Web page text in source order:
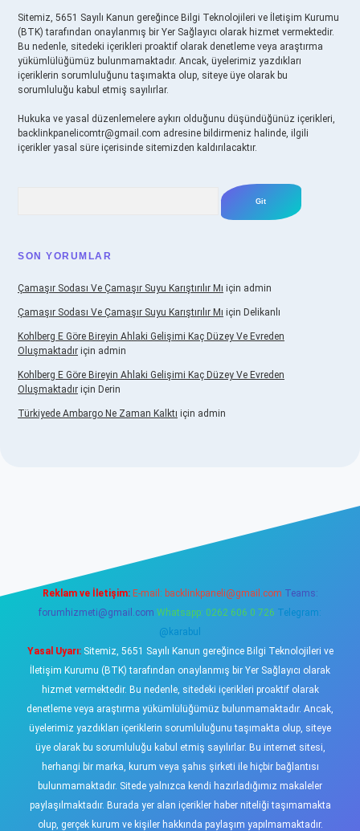
Sitemiz, 5651 Sayılı Kanun gereğince Bilgi Teknolojileri ve İletişim Kurumu
(BTK) tarafından onaylanmış bir Yer Sağlayıcı olarak hizmet vermektedir.
Bu nedenle, sitedeki içerikleri proaktif olarak denetleme veya araştırma
yükümlülüğümüz bulunmamaktadır. Ancak, üyelerimiz yazdıkları
içeriklerin sorumluluğunu taşımakta olup, siteye üye olarak bu
sorumluluğu kabul etmiş sayılırlar.
Hukuka ve yasal düzenlemelere aykırı olduğunu düşündüğünüz içerikleri,
backlinkpanelicomtr@gmail.com adresine bildirmeniz halinde, ilgili
içerikler yasal süre içerisinde sitemizden kaldırılacaktır.
SON YORUMLAR
Çamaşır Sodası Ve Çamaşır Suyu Karıştırılır Mı için admin
Çamaşır Sodası Ve Çamaşır Suyu Karıştırılır Mı için Delikanlı
Kohlberg E Göre Bireyin Ahlaki Gelişimi Kaç Düzey Ve Evreden
Oluşmaktadır için admin
Kohlberg E Göre Bireyin Ahlaki Gelişimi Kaç Düzey Ve Evreden
Oluşmaktadır için Derin
Türkiyede Ambargo Ne Zaman Kalktı için admin
Reklam ve İletişim: E-mail: backlinkpaneli@gmail.com Teams:
forumhizmeti@gmail.com Whatsapp: 0262 606 0 726 Telegram:
@karabul
Yasal Uyarı:Sitemiz, 5651 Sayılı Kanun gereğince Bilgi Teknolojileri ve
İletişim Kurumu (BTK) tarafından onaylanmış bir Yer Sağlayıcı olarak
hizmet vermektedir. Bu nedenle, sitedeki içerikleri proaktif olarak
denetleme veya araştırma yükümlülüğümüz bulunmamaktadır. Ancak,
üyelerimiz yazdıkları içeriklerin sorumluluğunu taşımakta olup, siteye
üye olarak bu sorumluluğu kabul etmiş sayılırlar. Bu internet sitesi,
herhangi bir marka, kurum veya şahıs şirketi ile hiçbir bağlantısı
bulunmamaktadır. Sitede yalnızca kendi hazırladığımız makaleler
paylaşılmaktadır. Burada yer alan içerikler haber niteliği taşımamakta
olup, gerçek kurum ve kişiler hakkında paylaşım yapılmamaktadır.